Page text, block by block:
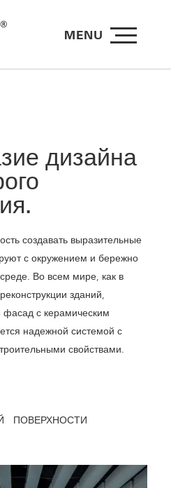
MENU
дизайна
создавать выразительные
с окружением и бережно
Во всем мире, как в
зданий,
с керамическим
надежной системой с
свойствами.
ПОВЕРХНОСТИ